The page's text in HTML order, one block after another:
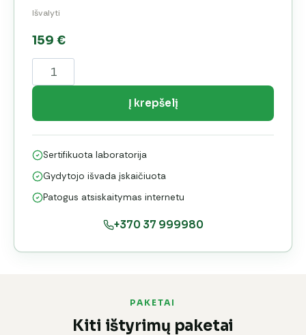
Išvalyti
159 €
produkto
kiekis:
paketas
–
RUDUO
A
Į krepšelį
Sertifikuota laboratorija
Gydytojo išvada įskaičiuota
Patogus atsiskaitymas internetu
+370 37 999980
PAKETAI
Kiti ištyrimų paketai